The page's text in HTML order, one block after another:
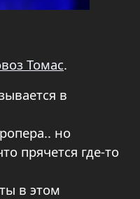
Томас.
в
но
прячется где-то
в этом